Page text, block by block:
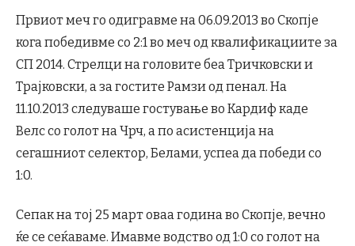
Првиот меч го одигравме на 06.09.2013 во Скопје
кога победивме со 2:1 во меч од квалификациите за
СП 2014. Стрелци на головите беа Тричковски и
Трајковски, а за гостите Рамзи од пенал. На
11.10.2013 следуваше гостување во Кардиф каде
Велс со голот на Чрч, а по асистенција на
сегашниот селектор, Белами, успеа да победи со
1:0.
Сепак на тој 25 март оваа година во Скопје, вечно
ќе се сеќаваме. Имавме водство од 1:0 со голот на